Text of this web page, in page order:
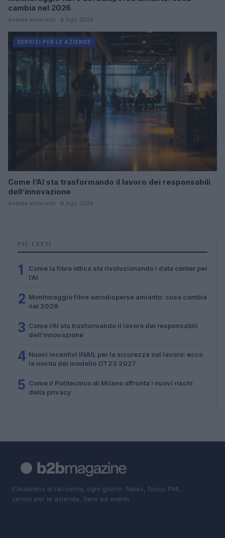
cambia nel 2026
Andrea Innocenti · 8 Ago 2026
SERVIZI PER LE AZIENDE
Come l’AI sta trasformando il lavoro dei responsabili
dell’innovazione
Andrea Innocenti · 8 Ago 2026
PIÙ LETTI
1
Come la fibra ottica sta rivoluzionando i data center per
l’AI
2 Monitoraggio fibre aerodisperse amianto: cosa cambia
nel 2026
3 Come l’AI sta trasformando il lavoro dei responsabili
dell’innovazione
4 Nuovi incentivi INAIL per la sicurezza sul lavoro: ecco
le novità del modello OT23 2027
5 Come il Politecnico di Milano affronta i nuovi rischi
della privacy
Il business si racconta, ogni giorno. News, focus PMI,
servizi per le aziende, fiere ed eventi.